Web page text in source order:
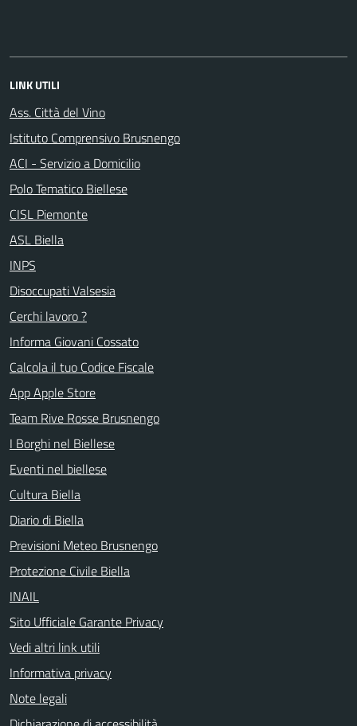
LINK UTILI
Ass. Città del Vino
Istituto Comprensivo Brusnengo
ACI - Servizio a Domicilio
Polo Tematico Biellese
CISL Piemonte
ASL Biella
INPS
Disoccupati Valsesia
Cerchi lavoro ?
Informa Giovani Cossato
Calcola il tuo Codice Fiscale
App Apple Store
Team Rive Rosse Brusnengo
I Borghi nel Biellese
Eventi nel biellese
Cultura Biella
Diario di Biella
Previsioni Meteo Brusnengo
Protezione Civile Biella
INAIL
Sito Ufficiale Garante Privacy
Vedi altri link utili
Informativa privacy
Note legali